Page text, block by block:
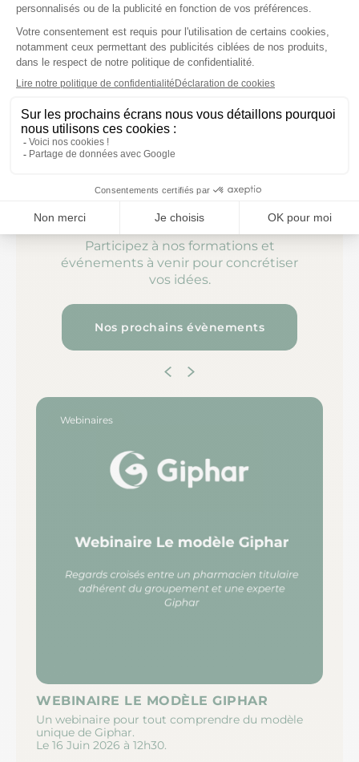
avec l’aide d’une équipe experte.​
Parlons de
votre projet.
Participez à nos formations et
événements à venir pour concrétiser
vos idées.
Nos prochains évènements
Webinaires
WEBINAIRE LE MODÈLE GIPHAR
Un webinaire pour tout comprendre du modèle
unique de Giphar.
Le 16 Juin 2026 à 12h30.